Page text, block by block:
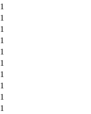
1
1
1
1
1
1
1
1
1
1